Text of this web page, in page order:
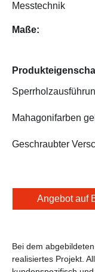
Messtechnik
Maße:
Mahagonifarben
Geschraubter
Angebot auf
Bei dem
realisiertes Projekt.